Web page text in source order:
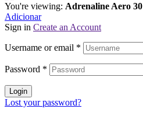
You're viewing: Adrenaline Aero 30
Adicionar
Sign in Create an Account
Username or email *
Password *
Login
Lost your password?